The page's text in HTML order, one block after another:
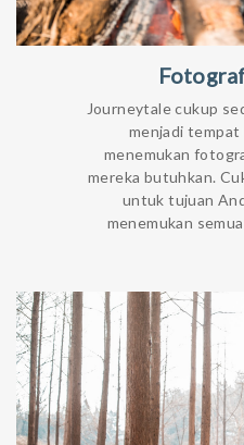
Journeytale cukup
menjadi
menemukan
mereka butuhkan.
untuk tujuan
menemukan